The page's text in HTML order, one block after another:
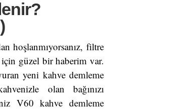
hoşlanmıyorsanız, filtre
için güzel bir haberim var.
yeni kahve demleme
olan bağınızı
V60 kahve demleme